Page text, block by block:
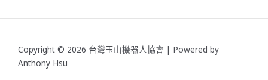
Copyright © 2026 台灣玉山機器人協會 | Powered by
Anthony Hsu